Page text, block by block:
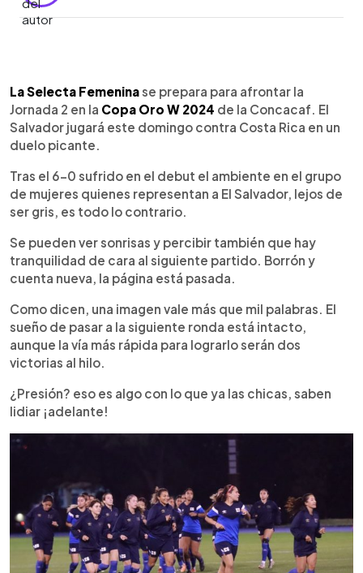
Escuchar artículo
La Selecta Femeninase prepara para afrontar la
Jornada 2 en la Copa Oro W 2024 de la Concacaf. El
Salvador jugará este domingo contra Costa Rica en un
duelo picante.
Tras el 6-0 sufrido en el debut el ambiente en el grupo
de mujeres quienes representan a El Salvador, lejos de
ser gris, es todo lo contrario.
Se pueden ver sonrisas y percibir también que hay
tranquilidad de cara al siguiente partido. Borrón y
cuenta nueva, la página está pasada.
Como dicen, una imagen vale más que mil palabras. El
sueño de pasar a la siguiente ronda está intacto,
aunque la vía más rápida para lograrlo serán dos
victorias al hilo.
¿Presión? eso es algo con lo que ya las chicas, saben
lidiar ¡adelante!